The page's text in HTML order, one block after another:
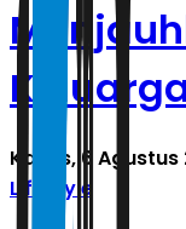
Kamis, 6 Agustus
Lifestyle